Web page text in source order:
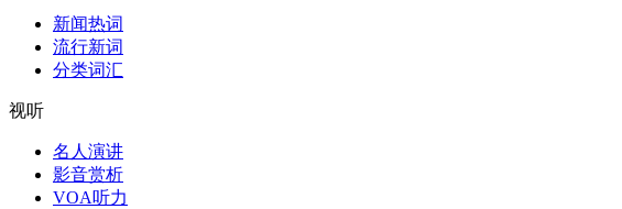
新闻热词
流行新词
分类词汇
视听
名人演讲
影音赏析
VOA听力